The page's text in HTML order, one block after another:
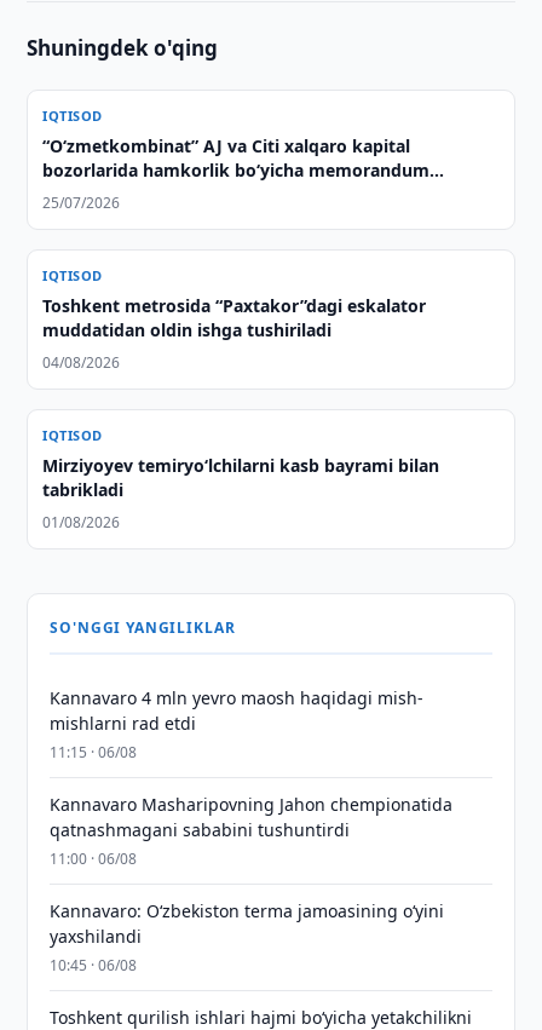
Shuningdek o'qing
IQTISOD
“O‘zmetkombinat” AJ va Citi xalqaro kapital
bozorlarida hamkorlik bo‘yicha memorandum
imzoladi
25/07/2026
IQTISOD
Toshkent metrosida “Paxtakor”dagi eskalator
muddatidan oldin ishga tushiriladi
04/08/2026
IQTISOD
Mirziyoyev temiryo‘lchilarni kasb bayrami bilan
tabrikladi
01/08/2026
SO'NGGI YANGILIKLAR
Kannavaro 4 mln yevro maosh haqidagi mish-
mishlarni rad etdi
11:15 · 06/08
Kannavaro Masharipovning Jahon chempionatida
qatnashmagani sababini tushuntirdi
11:00 · 06/08
Kannavaro: O‘zbekiston terma jamoasining o‘yini
yaxshilandi
10:45 · 06/08
Toshkent qurilish ishlari hajmi bo‘yicha yetakchilikni